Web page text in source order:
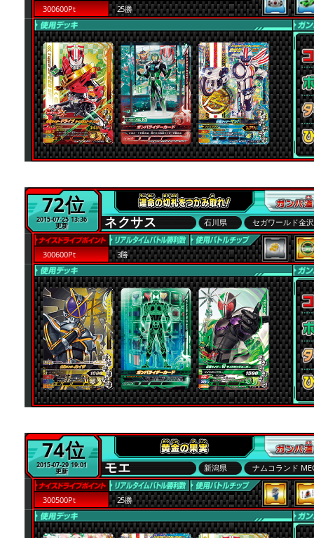
300600Pt 25勝
72位
2015-07-25 13:36
更新 ネクサス 石川県 セガワールド金沢
300600Pt 3勝
74位
2015-07-29 19:01
更新 モエ 新潟県 ナムコランド
300500Pt 25勝